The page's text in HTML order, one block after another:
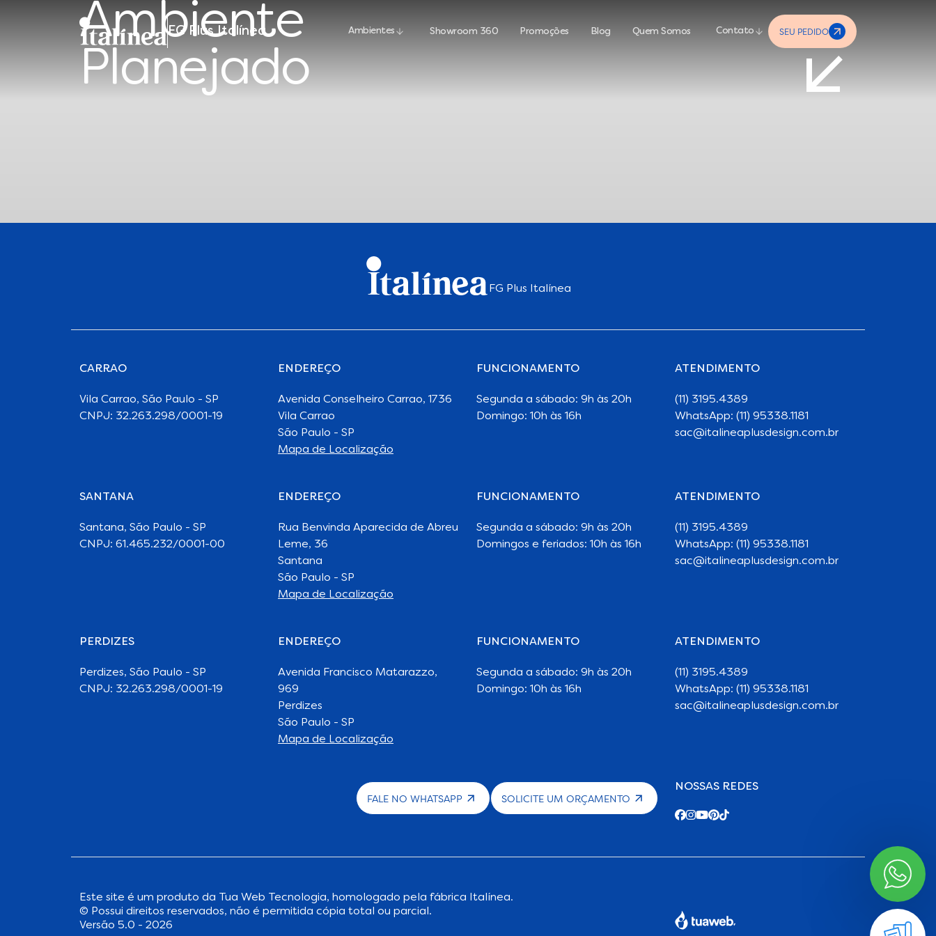
FG Plus Italínea
Móveis
Planejados
Ambientes Showroom 360 Promoções Blog Quem Somos Contato SEU PEDIDO
Ambiente
Planejado
FG Plus Italínea
CARRAO
Vila Carrao, São Paulo - SP
CNPJ: 32.263.298/0001-19
ENDEREÇO
Avenida Conselheiro Carrao, 1736
Vila Carrao
São Paulo - SP
Mapa de Localização
FUNCIONAMENTO
Segunda a sábado: 9h às 20h
Domingo: 10h às 16h
ATENDIMENTO
(11) 3195.4389
WhatsApp: (11) 95338.1181
sac@italineaplusdesign.com.br
SANTANA
Santana, São Paulo - SP
CNPJ: 61.465.232/0001-00
ENDEREÇO
Rua Benvinda Aparecida de Abreu
Leme, 36
Santana
São Paulo - SP
Mapa de Localização
FUNCIONAMENTO
Segunda a sábado: 9h às 20h
Domingos e feriados: 10h às 16h
ATENDIMENTO
(11) 3195.4389
WhatsApp: (11) 95338.1181
sac@italineaplusdesign.com.br
PERDIZES
Perdizes, São Paulo - SP
CNPJ: 32.263.298/0001-19
ENDEREÇO
Avenida Francisco Matarazzo,
969
Perdizes
São Paulo - SP
Mapa de Localização
FUNCIONAMENTO
Segunda a sábado: 9h às 20h
Domingo: 10h às 16h
ATENDIMENTO
(11) 3195.4389
WhatsApp: (11) 95338.1181
sac@italineaplusdesign.com.br
FALE NO WHATSAPP SOLICITE UM ORÇAMENTO
NOSSAS REDES
Este site é um produto da Tua Web Tecnologia, homologado pela fábrica Italínea.
© Possui direitos reservados, não é permitida cópia total ou parcial.
Versão 5.0 - 2026